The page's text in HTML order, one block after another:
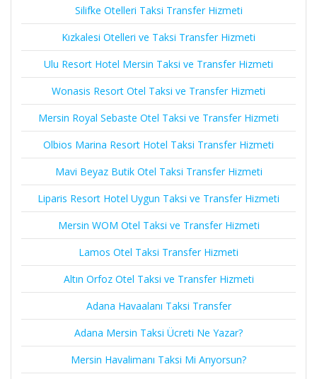
Silifke Otelleri Taksi Transfer Hizmeti
Kızkalesi Otelleri ve Taksi Transfer Hizmeti
Ulu Resort Hotel Mersin Taksi ve Transfer Hizmeti
Wonasis Resort Otel Taksi ve Transfer Hizmeti
Mersin Royal Sebaste Otel Taksi ve Transfer Hizmeti
Olbios Marina Resort Hotel Taksi Transfer Hizmeti
Mavi Beyaz Butik Otel Taksi Transfer Hizmeti
Liparis Resort Hotel Uygun Taksi ve Transfer Hizmeti
Mersin WOM Otel Taksi ve Transfer Hizmeti
Lamos Otel Taksi Transfer Hizmeti
Altın Orfoz Otel Taksi ve Transfer Hizmeti
Adana Havaalanı Taksi Transfer
Adana Mersin Taksi Ücreti Ne Yazar?
Mersin Havalimanı Taksi Mi Arıyorsun?